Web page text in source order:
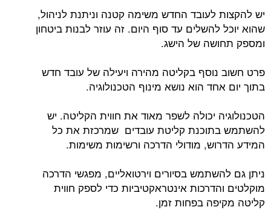
יש להקצות לעובד החדש משימה קטנה וניתנת לניהול,
שהוא יוכל להשלים עד סוף היום. זה עוזר לבנות ביטחון
ומספק תחושה של הישג.
פרט חשוב נוסף בקליטה מהירה ויעילה של עובד חדש
בתוך יום אחד הוא נושא מינוף הטכנולוגיה.
הטכנולוגיה יכולה לשפר מאוד את חווית הקליטה. יש
להשתמש בתוכנת קליטת עובדים שמרכזת את כל
המידע הדרוש, מודולי הדרכה ורשימות משימות.
ניתן גם להשתמש בסיורים וירטואליים, מפגשי הדרכה
מוקלטים והדרכות אינטראקטיביות כדי לספק חווית
קליטה מקיפה בפחות זמן.